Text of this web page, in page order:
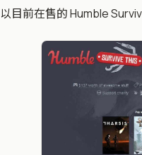
以目前在售的 ​Humble